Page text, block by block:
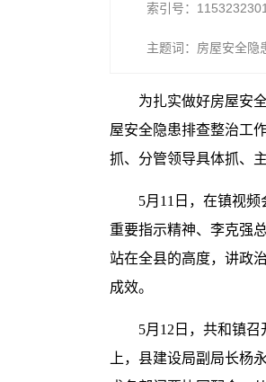
索引号：
主题词：房屋安全隐
为扎实做好房屋安
屋安全隐患排查整治工
抓、分管领导具体抓、
5月11日，在镇视
重要指示精神、李克强
站在全县的高度，讲政
成效。
5月12日，共和镇
上，县建设局副局长杨